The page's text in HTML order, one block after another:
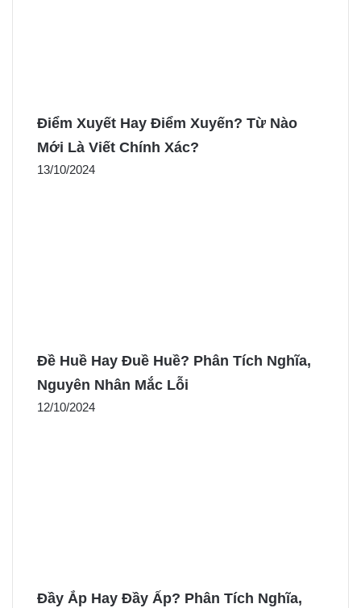
Điểm Xuyết Hay Điểm Xuyến? Từ Nào
Mới Là Viết Chính Xác?
13/10/2024
Đề Huề Hay Đuề Huề? Phân Tích Nghĩa,
Nguyên Nhân Mắc Lỗi
12/10/2024
Đầy Ắp Hay Đầy Ấp? Phân Tích Nghĩa,